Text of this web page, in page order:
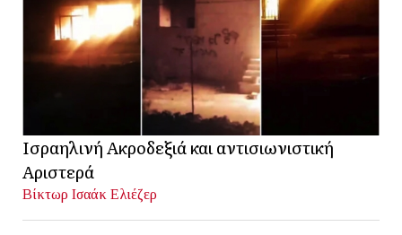
Ισραηλινή Ακροδεξιά και αντισιωνιστική
Αριστερά
Βίκτωρ Ισαάκ Ελιέζερ